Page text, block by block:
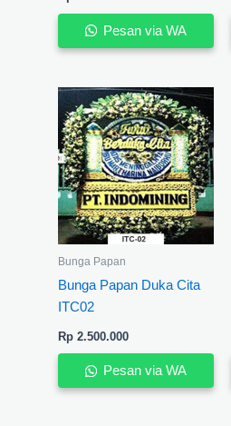
Pesan via WA
Bunga Papan
Bunga Papan Duka Cita
ITC02
Rp2.500.000
Pesan via WA